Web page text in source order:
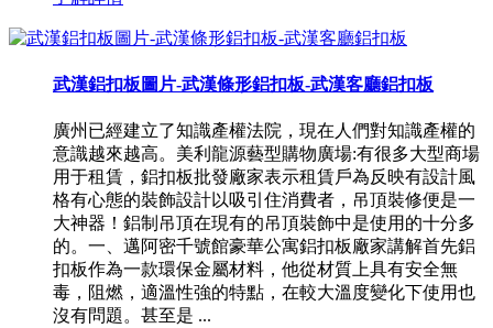
武漢鋁扣板圖片-武漢條形鋁扣板-武漢客廳鋁扣板
廣州已經建立了知識產權法院，現在人們對知識產權的
意識越來越高。美利龍源藝型購物廣場:有很多大型商場
用于租賃，鋁扣板批發廠家表示租賃戶為反映有設計風
格有心態的裝飾設計以吸引住消費者，吊頂裝修便是一
大神器！鋁制吊頂在現有的吊頂裝飾中是使用的十分多
的。一、邁阿密千號館豪華公寓鋁扣板廠家講解首先鋁
扣板作為一款環保金屬材料，他從材質上具有安全無
毒，阻燃，適溫性強的特點，在較大溫度變化下使用也
沒有問題。甚至是 ...